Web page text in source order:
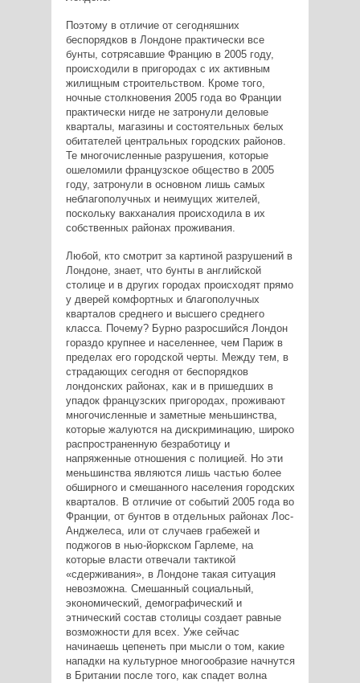
Поэтому в отличие от сегодняшних
беспорядков в Лондоне практически все
бунты, сотрясавшие Францию в 2005 году,
происходили в пригородах с их активным
жилищным строительством. Кроме того,
ночные столкновения 2005 года во Франции
практически нигде не затронули деловые
кварталы, магазины и состоятельных белых
обитателей центральных городских районов.
Те многочисленные разрушения, которые
ошеломили французское общество в 2005
году, затронули в основном лишь самых
неблагополучных и неимущих жителей,
поскольку вакханалия происходила в их
собственных районах проживания.
Любой, кто смотрит за картиной разрушений в
Лондоне, знает, что бунты в английской
столице и в других городах происходят прямо
у дверей комфортных и благополучных
кварталов среднего и высшего среднего
класса. Почему? Бурно разросшийся Лондон
гораздо крупнее и населеннее, чем Париж в
пределах его городской черты. Между тем, в
страдающих сегодня от беспорядков
лондонских районах, как и в пришедших в
упадок французских пригородах, проживают
многочисленные и заметные меньшинства,
которые жалуются на дискриминацию, широко
распространенную безработицу и
напряженные отношения с полицией. Но эти
меньшинства являются лишь частью более
обширного и смешанного населения городских
кварталов. В отличие от событий 2005 года во
Франции, от бунтов в отдельных районах Лос-
Анджелеса, или от случаев грабежей и
поджогов в нью-йоркском Гарлеме, на
которые власти отвечали тактикой
«сдерживания», в Лондоне такая ситуация
невозможна. Смешанный социальный,
экономический, демографический и
этнический состав столицы создает равные
возможности для всех. Уже сейчас
начинаешь цепенеть при мысли о том, какие
нападки на культурное многообразие начнутся
в Британии после того, как спадет волна